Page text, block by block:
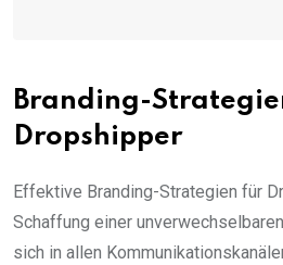
Branding-
Dropshipper
Effektive Branding-Strategien für
Schaffung einer
sich in allen